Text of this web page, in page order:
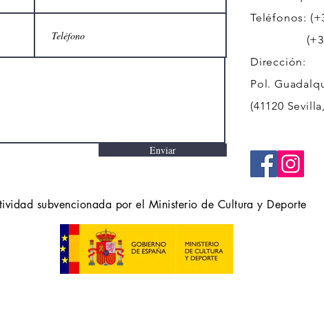
Enviar
Teléfonos:
Dirección:
Pol.
(41120
subvencionada por el Ministerio de Cultura y Deporte